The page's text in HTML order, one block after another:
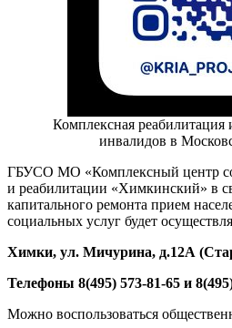
Комплексная реабилитация
инвалидов в
ГБУСО МО «Комплексный центр
и реабилитации «Химкинский» в
капитального ремонта прием
социальных услуг будет
Химки, ул. Мичурина, д.12А
Телефоны 8(495) 573-81-65 и
Можно воспользоваться